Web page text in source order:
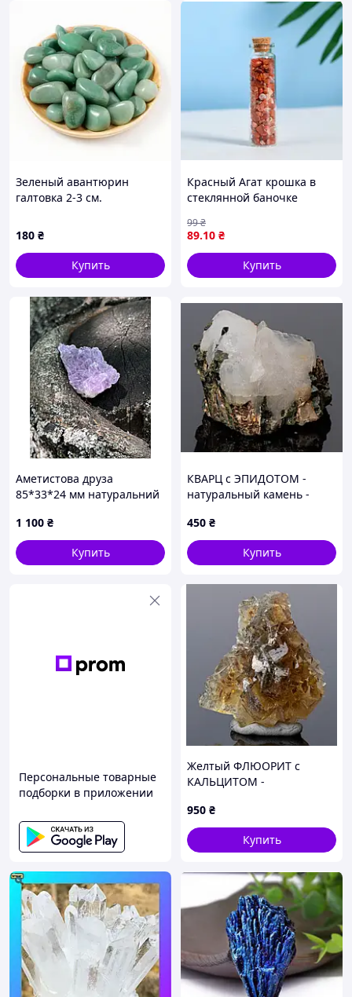
Зеленый авантюрин
галтовка 2-3 см.
180 ₴
Купить
Красный Агат крошка в
стеклянной баночке
талисман оберегает
89.10 ₴
99₴
Купить
Аметистова друза
85*33*24 мм натуральний
аметисту. Бразилія
1 100 ₴
Купить
КВАРЦ с ЭПИДОТОМ -
натуральный камень -
450 ₴
Купить
Персональные товарные
подборки в приложении
Желтый ФЛЮОРИТ с
КАЛЬЦИТОМ -
Испания
950 ₴
Купить